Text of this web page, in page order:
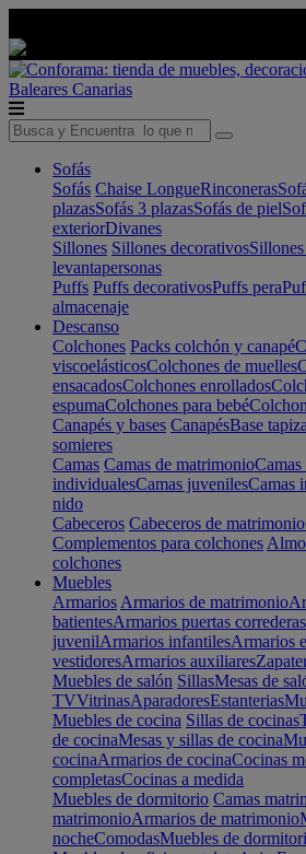
Baleares Canarias
Sofás
Sofás Chaise LongueRinconeras
plazasSofás 3 plazasSofás de piel
exteriorDivanes
Sillones Sillones decorativos
levantapersonas
Puffs Puffs decorativosPuffs pera
almacenaje
Descanso
Colchones Packs colchón y canapé
viscoelásticosColchones de muelles
ensacadosColchones enrollados
espumaColchones para bebé
Canapés y bases CanapésBase
somieres
Camas Camas de matrimonio
individualesCamas juvenilesCamas
nido
Cabeceros Cabeceros de matrimonio
Complementos para colchones
colchones
Muebles
Armarios Armarios de matrimonio
batientesArmarios puertas correderas
juvenilArmarios infantilesArmarios
vestidoresArmarios auxiliares
Muebles de salón SillasMesas de
TVVitrinasAparadoresEstanterias
Muebles de cocina Sillas de cocinas
de cocinaMesas y sillas de cocina
cocinaArmarios de cocinaCocinas
completasCocinas a medida
Muebles de dormitorio Camas
matrimonioArmarios de matrimonio
nocheComodasMuebles de